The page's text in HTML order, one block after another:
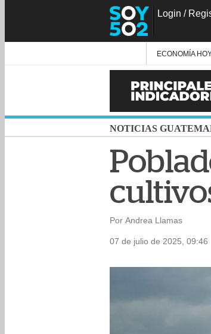
Login /
ECONOMÍA
NOTICIAS
Por Andrea Llamas
07 de julio de 2025, 09:46